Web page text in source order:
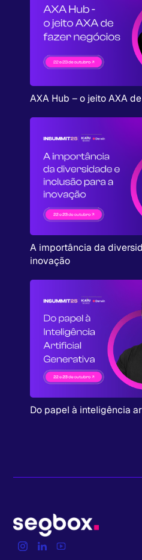
AXA Hub – o jeito AXA
A importância da
inovação
Do papel à inteligência